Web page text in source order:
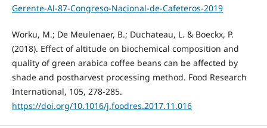
Gerente-Al-87-Congreso-Nacional-de-Cafeteros-2019
Worku, M.; De Meulenaer, B.; Duchateau, L. & Boeckx, P.
(2018). Effect of altitude on biochemical composition and
quality of green arabica coffee beans can be affected by
shade and postharvest processing method. Food Research
International, 105, 278-285.
https://doi.org/10.1016/j.foodres.2017.11.016